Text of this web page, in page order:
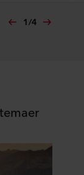
1/4